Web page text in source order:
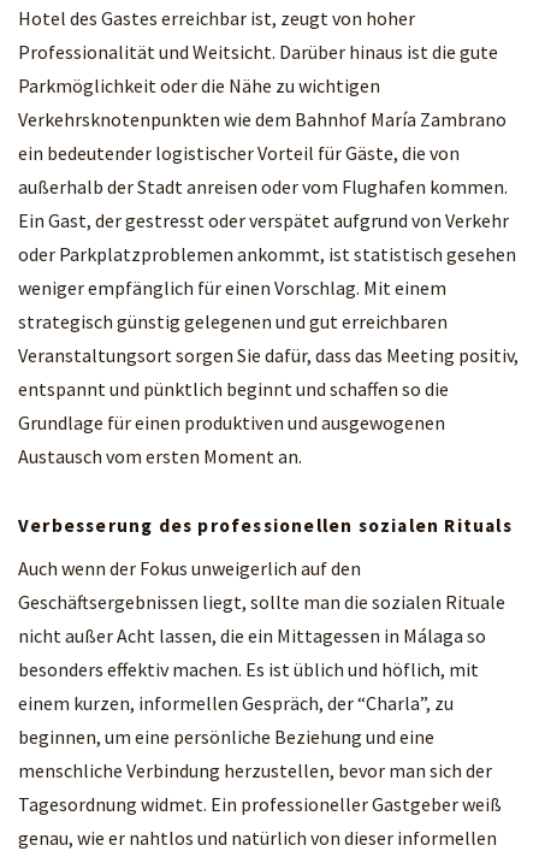
Hotel des Gastes erreichbar ist, zeugt von hoher
Professionalität und Weitsicht. Darüber hinaus ist die gute
Parkmöglichkeit oder die Nähe zu wichtigen
Verkehrsknotenpunkten wie dem Bahnhof María Zambrano
ein bedeutender logistischer Vorteil für Gäste, die von
außerhalb der Stadt anreisen oder vom Flughafen kommen.
Ein Gast, der gestresst oder verspätet aufgrund von Verkehr
oder Parkplatzproblemen ankommt, ist statistisch gesehen
weniger empfänglich für einen Vorschlag. Mit einem
strategisch günstig gelegenen und gut erreichbaren
Veranstaltungsort sorgen Sie dafür, dass das Meeting positiv,
entspannt und pünktlich beginnt und schaffen so die
Grundlage für einen produktiven und ausgewogenen
Austausch vom ersten Moment an.
Verbesserung des professionellen sozialen Rituals
Auch wenn der Fokus unweigerlich auf den
Geschäftsergebnissen liegt, sollte man die sozialen Rituale
nicht außer Acht lassen, die ein Mittagessen in Málaga so
besonders effektiv machen. Es ist üblich und höflich, mit
einem kurzen, informellen Gespräch, der “Charla”, zu
beginnen, um eine persönliche Beziehung und eine
menschliche Verbindung herzustellen, bevor man sich der
Tagesordnung widmet. Ein professioneller Gastgeber weiß
genau, wie er nahtlos und natürlich von dieser informellen